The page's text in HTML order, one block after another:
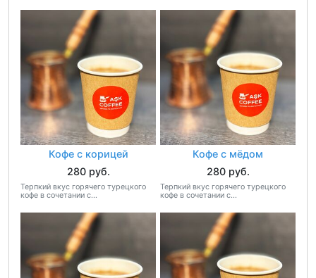
Кофе с корицей
280 руб.
Терпкий вкус горячего турецкого
кофе в сочетании с...
Кофе с мёдом
280 руб.
Терпкий вкус горячего турецкого
кофе в сочетании с...